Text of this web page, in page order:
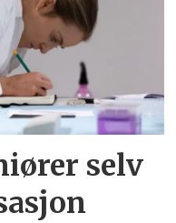
selv